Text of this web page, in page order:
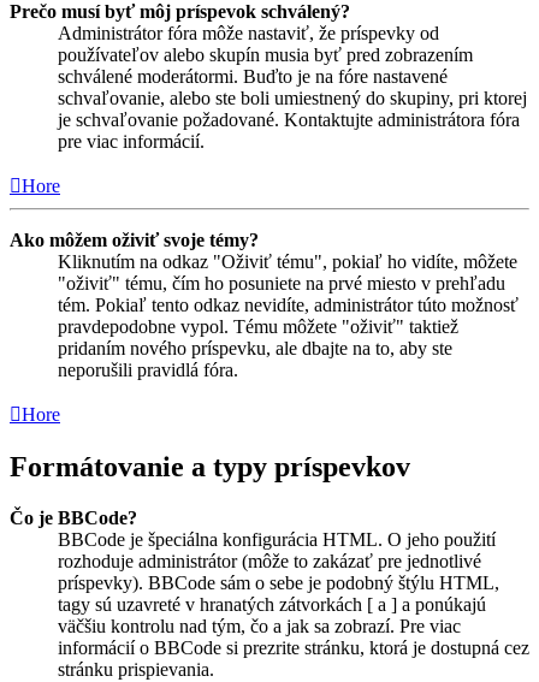
Prečo musí byť môj príspevok schválený?
Administrátor fóra môže nastaviť, že príspevky od
používateľov alebo skupín musia byť pred zobrazením
schválené moderátormi. Buďto je na fóre nastavené
schvaľovanie, alebo ste boli umiestnený do skupiny, pri ktorej
je schvaľovanie požadované. Kontaktujte administrátora fóra
pre viac informácií.
Hore
Ako môžem oživiť svoje témy?
Kliknutím na odkaz "Oživiť tému", pokiaľ ho vidíte, môžete
"oživiť" tému, čím ho posuniete na prvé miesto v prehľadu
tém. Pokiaľ tento odkaz nevidíte, administrátor túto možnosť
pravdepodobne vypol. Tému môžete "oživiť" taktiež
pridaním nového príspevku, ale dbajte na to, aby ste
neporušili pravidlá fóra.
Hore
Formátovanie a typy príspevkov
Čo je BBCode?
BBCode je špeciálna konfigurácia HTML. O jeho použití
rozhoduje administrátor (môže to zakázať pre jednotlivé
príspevky). BBCode sám o sebe je podobný štýlu HTML,
tagy sú uzavreté v hranatých zátvorkách [ a ] a ponúkajú
väčšiu kontrolu nad tým, čo a jak sa zobrazí. Pre viac
informácií o BBCode si prezrite stránku, ktorá je dostupná cez
stránku prispievania.